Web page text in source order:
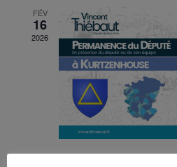
FÉV
16
2026
16 février 2026 de 15 h